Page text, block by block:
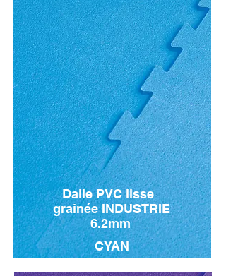
Dalle PVC lisse
grainée INDUSTRIE
6.2mm
CYAN